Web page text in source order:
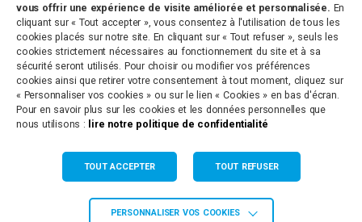
PLAN DU SITE
MENTIONS LÉGALES
Antenne de Paulhan
8 Rue de la Clairette
34230 PAULHAN
Tél. 04 67 66 67 66
Agence de Grabels
vous offrir une expérience de visite améliorée et personnalisée. En
cliquant sur « Tout accepter », vous consentez à l'utilisation de tous les
cookies placés sur notre site. En cliquant sur « Tout refuser », seuls les
cookies strictement nécessaires au fonctionnement du site et à sa
sécurité seront utilisés. Pour choisir ou modifier vos préférences
cookies ainsi que retirer votre consentement à tout moment, cliquez sur
« Personnaliser vos cookies » ou sur le lien « Cookies » en bas d'écran.
Pour en savoir plus sur les cookies et les données personnelles que
nous utilisons : lire notre politique de confidentialité
TOUT ACCEPTER TOUT REFUSER
PERSONNALISER VOS COOKIES